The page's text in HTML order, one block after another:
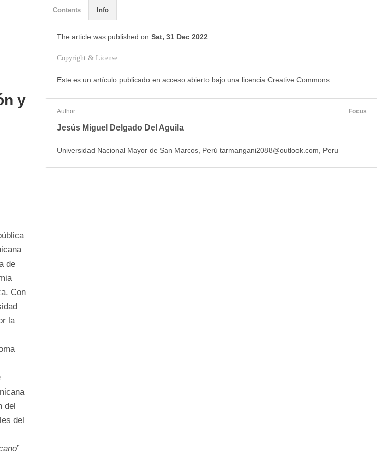
y
de
Con
la
del
”
The article was published on Sat, 31 Dec 2022
Copyright & License
Este es un artículo publicado en acceso abierto bajo una licencia Creative Commons
Author Focus
Jesús Miguel Delgado Del Aguila
Universidad Nacional Mayor de San Marcos, Perú tarmangani2088@outlook.com, Peru
Contents Info